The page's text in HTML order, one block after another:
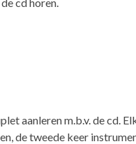
aanleren m.b.v. de cd.
de tweede keer